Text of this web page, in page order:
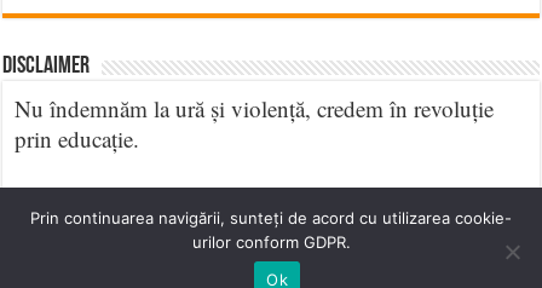
DISCLAIMER
Nu îndemnăm la ură și violență, credem în revoluție
prin educație.
Prin continuarea navigării, sunteți de acord cu utilizarea cookie-
urilor conform GDPR.
Ok